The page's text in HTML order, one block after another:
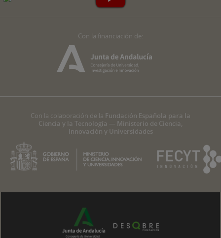
Con la financiación de:
Con la colaboración de la Fundación Española para la
Ciencia y la Tecnología — Ministerio de Ciencia,
Innovación y Universidades